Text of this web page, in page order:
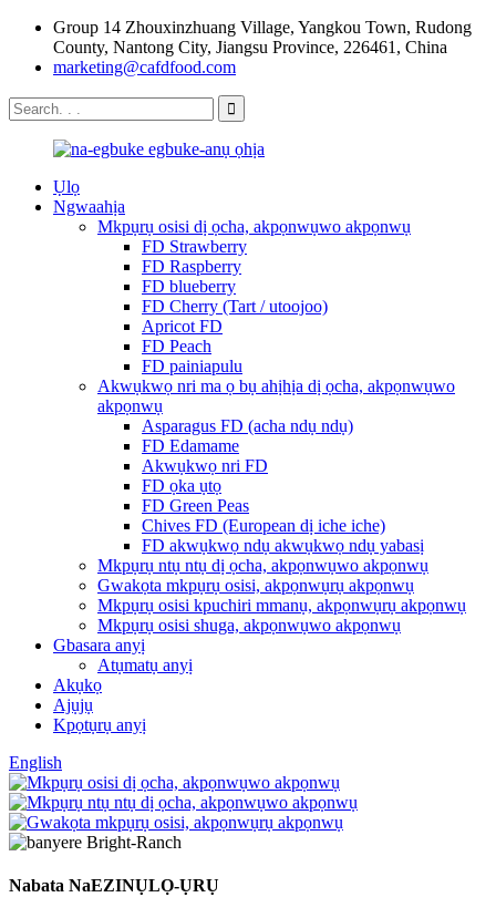
Group 14 Zhouxinzhuang Village, Yangkou Town, Rudong
County, Nantong City, Jiangsu Province, 226461, China
marketing@cafdfood.com
Ụlọ
Ngwaahịa
Mkpụrụ osisi dị ọcha, akpọnwụwo akpọnwụ
FD Strawberry
FD Raspberry
FD blueberry
FD Cherry (Tart / utoojoo)
Apricot FD
FD Peach
FD painiapulu
Akwụkwọ nri ma ọ bụ ahịhịa dị ọcha, akpọnwụwo
akpọnwụ
Asparagus FD (acha ndụ ndụ)
FD Edamame
Akwụkwọ nri FD
FD ọka ụtọ
FD Green Peas
Chives FD (European dị iche iche)
FD akwụkwọ ndụ akwụkwọ ndụ yabasị
Mkpụrụ ntụ ntụ dị ọcha, akpọnwụwo akpọnwụ
Gwakọta mkpụrụ osisi, akpọnwụrụ akpọnwụ
Mkpụrụ osisi kpuchiri mmanụ, akpọnwụrụ akpọnwụ
Mkpụrụ osisi shuga, akpọnwụwo akpọnwụ
Gbasara anyị
Atụmatụ anyị
Akụkọ
Ajụjụ
Kpọtụrụ anyị
English
Nabata NaEZINỤLỌ-ỤRỤ